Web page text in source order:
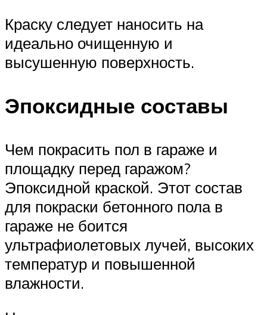
Краску следует наносить на
идеально очищенную и
высушенную поверхность.
Эпоксидные составы
Чем покрасить пол в гараже и
площадку перед гаражом?
Эпоксидной краской. Этот состав
для покраски бетонного пола в
гараже не боится
ультрафиолетовых лучей, высоких
температур и повышенной
влажности.